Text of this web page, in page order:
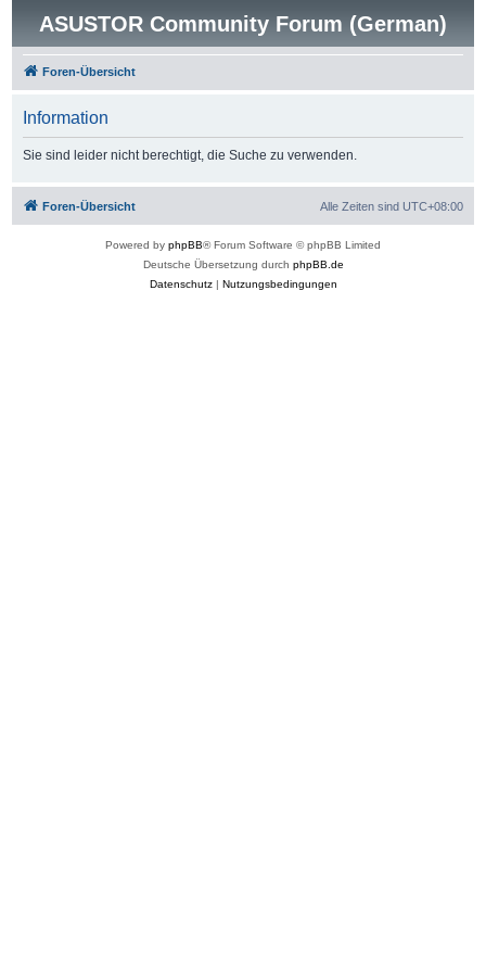
ASUSTOR Community Forum (German)
Foren-Übersicht
Information
Sie sind leider nicht berechtigt, die Suche zu verwenden.
Foren-Übersicht Alle Zeiten sind UTC+08:00
Powered by phpBB® Forum Software © phpBB Limited
Deutsche Übersetzung durch phpBB.de
Datenschutz| Nutzungsbedingungen